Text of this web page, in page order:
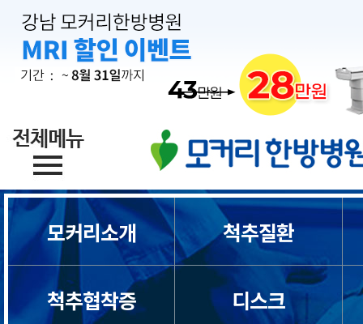
모커리소개 척추질환
척추협착증 디스크
목통증
일자목/거북목
척수증
경추관협착증
허리디스크
허리통증